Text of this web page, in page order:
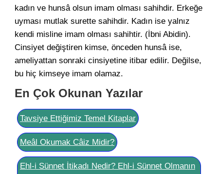
kadın ve hunsâ olsun imam olması sahihdir. Erkeğe
uyması mutlak surette sahihdir. Kadın ise yalnız
kendi misline imam olması sahihtir. (İbni Abidin).
Cinsiyet değiştiren kimse, önceden hunsâ ise,
ameliyattan sonraki cinsiyetine itibar edilir. Değilse,
bu hiç kimseye imam olamaz.
En Çok Okunan Yazılar
Tavsiye Ettiğimiz Temel Kitaplar
Meâl Okumak Câiz Midir?
Ehl-i Sünnet İtikadı Nedir? Ehl-i Sünnet Olmanın